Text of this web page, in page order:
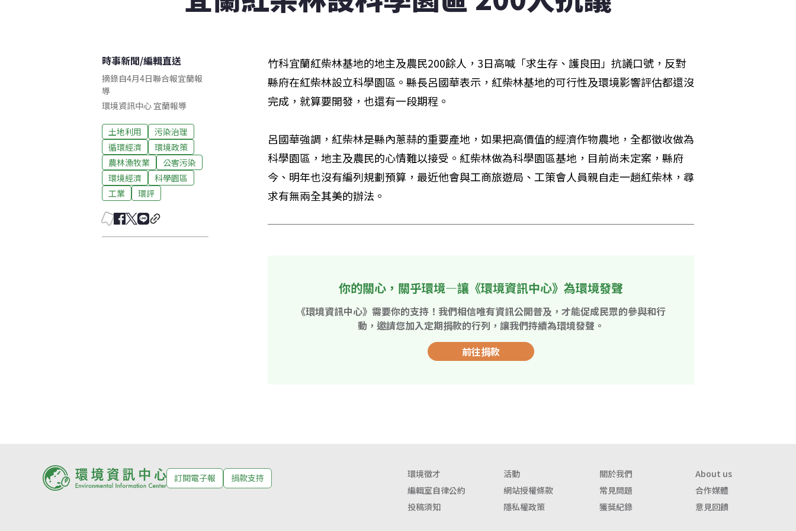
時事新聞/編輯直送
摘錄自4月4日聯合報宜蘭報
導
環境資訊中心 宜蘭報導
土地利用
污染治理
循環經濟
環境政策
農林漁牧業
公害污染
環境經濟
科學園區
工業
環評
竹科宜蘭紅柴林基地的地主及農民200餘人，3日高喊「求生存、護良田」抗議口號，反對
縣府在紅柴林設立科學園區。縣長呂國華表示，紅柴林基地的可行性及環境影響評估都還沒
完成，就算要開發，也還有一段期程。
呂國華強調，紅柴林是縣內蔥蒜的重要產地，如果把高價值的經濟作物農地，全都徵收做為
科學園區，地主及農民的心情難以接受。紅柴林做為科學園區基地，目前尚未定案，縣府
今、明年也沒有編列規劃預算，最近他會與工商旅遊局、工策會人員親自走一趟紅柴林，尋
求有無兩全其美的辦法。
你的關心，關乎環境—讓《環境資訊中心》為環境發聲
《環境資訊中心》需要你的支持！我們相信唯有資訊公開普及，才能促成民眾的參與和行
動，邀請您加入定期捐款的行列，讓我們持續為環境發聲。
前往捐款
訂閱電子報 捐款支持 環境徵才 活動 關於我們
About us
編輯室自律公約
網站授權條款 常見問題
合作媒體
投稿須知
隱私權政策 獲獎紀錄 意見回饋